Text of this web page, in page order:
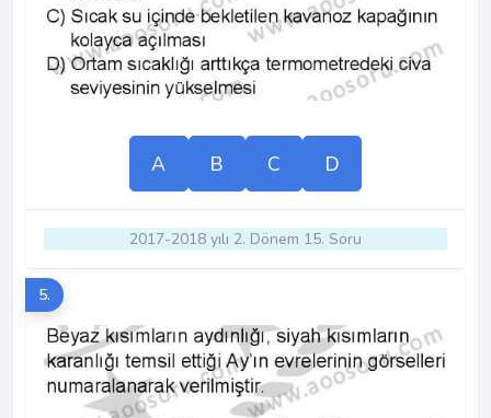
A B C D
2017-2018 yılı 2. Dönem 15. Soru
5.